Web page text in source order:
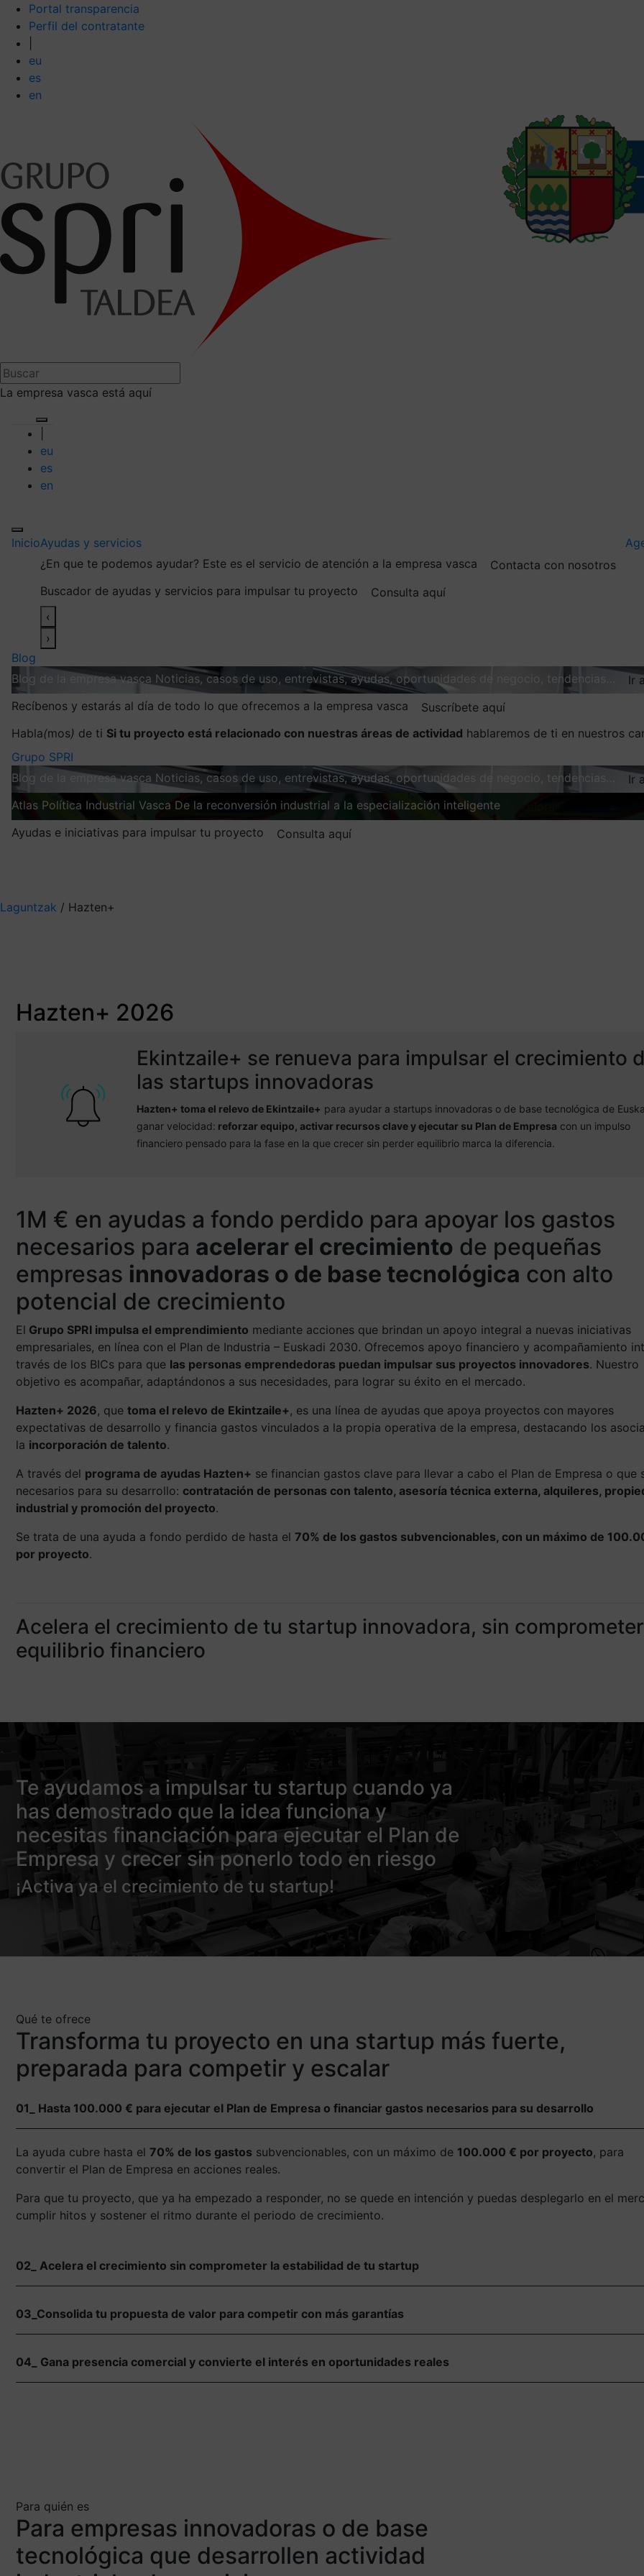
Portal transparencia
Perfil del contratante
eu
es
en
La empresa vasca está aquí
eu
es
en
InicioAyudas y servicios
¿En que te podemos ayudar? Este es el servicio de atención a la empresa vasca
Contacta con nosotros
Buscador de ayudas y servicios para impulsar tu proyecto
Consulta aquí
‹
›
Blog
Blog de la empresa vasca Noticias, casos de uso, entrevistas, ayudas, oportunidades de negocio, tendencias…
Ir
Recíbenos y estarás al día de todo lo que ofrecemos a la empresa vasca
Suscríbete aquí
Habla(mos) de ti Si tu proyecto está relacionado con nuestras áreas de actividad hablaremos de ti en nuestros
Grupo SPRI
Blog de la empresa vasca Noticias, casos de uso, entrevistas, ayudas, oportunidades de negocio, tendencias…
Ir
Atlas Política Industrial Vasca De la reconversión industrial a la especialización inteligente
Ayudas e iniciativas para impulsar tu proyecto
Consulta aquí
Laguntzak / Hazten+
tecnológica de Euskadi para que puedan
Hazten+ 2026
Ekintzaile+ se renueva para impulsar el crecimiento
las startups innovadoras
Hazten+ toma el relevo de Ekintzaile+ para ayudar a startups innovadoras o de base tecnológica de
ganar velocidad: reforzar equipo, activar recursos clave y ejecutar su Plan de Empresa con un impulso
financiero pensado para la fase en la que crecer sin perder equilibrio marca la diferencia.
1M € en ayudas a fondo perdido para apoyar los gastos
necesarios para acelerar el crecimiento de pequeñas
empresas innovadoras o de base tecnológica con alto
potencial de crecimiento
El Grupo SPRI impulsa el emprendimiento mediante acciones que brindan un apoyo integral a nuevas iniciativas
empresariales, en línea con el Plan de Industria – Euskadi 2030. Ofrecemos apoyo financiero y acompañamiento
través de los BICs para que las personas emprendedoras puedan impulsar sus proyectos innovadores. Nuestro
objetivo es acompañar, adaptándonos a sus necesidades, para lograr su éxito en el mercado.
Hazten+ 2026, que toma el relevo de Ekintzaile+, es una línea de ayudas que apoya proyectos con mayores
expectativas de desarrollo y financia gastos vinculados a la propia operativa de la empresa, destacando los
la incorporación de talento.
A través del programa de ayudas Hazten+ se financian gastos clave para llevar a cabo el Plan de Empresa o que
necesarios para su desarrollo: contratación de personas con talento, asesoría técnica externa, alquileres,
industrial y promoción del proyecto.
Se trata de una ayuda a fondo perdido de hasta el 70% de los gastos subvencionables, con un máximo de
por proyecto.
Acelera el crecimiento de tu startup innovadora, sin
equilibrio financiero
Te ayudamos a impulsar tu startup cuando ya
has demostrado que la idea funciona y
necesitas financiación para ejecutar el Plan de
Empresa y crecer sin ponerlo todo en riesgo
¡Activa ya el crecimiento de tu startup!
Qué te ofrece
Transforma tu proyecto en una startup más fuerte,
preparada para competir y escalar
01_ Hasta 100.000 € para ejecutar el Plan de Empresa o financiar gastos necesarios para su desarrollo
La ayuda cubre hasta el 70% de los gastos subvencionables, con un máximo de 100.000 € por proyecto, para
convertir el Plan de Empresa en acciones reales.
Para que tu proyecto, que ya ha empezado a responder, no se quede en intención y puedas desplegarlo en el
cumplir hitos y sostener el ritmo durante el periodo de crecimiento.
02_ Acelera el crecimiento sin comprometer la estabilidad de tu startup
03_Consolida tu propuesta de valor para competir con más garantías
04_ Gana presencia comercial y convierte el interés en oportunidades reales
Para quién es
Para empresas innovadoras o de base
tecnológica que desarrollen actividad